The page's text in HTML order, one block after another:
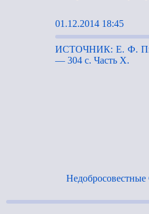
01.12.2014 18:45
ИСТОЧНИК: Е. Ф.
— 304 с. Часть X.